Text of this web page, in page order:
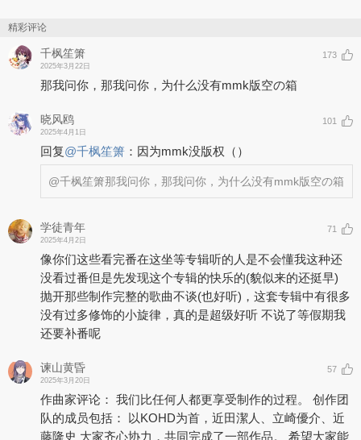
精彩评论
千枫笙箫
2025年3月22日
173
那我问你，那我问你，为什么没有mmk版空の箱
晓风鸥
2025年4月1日
101
回复@千枫笙箫 ： 因为mmk没版权（）
@千枫笙箫那我问你，那我问你，为什么没有mmk版空の箱
学徒青年
2025年4月2日
71
像你们这些看完番在这坐等专辑听的人是不会懂我这种还
没看过番但是先发现这个专辑的快乐的(貌似来的还挺早)
抛开那些制作完整的歌曲不谈(也好听)，这套专辑中有很多
没有过多修饰的小旋律，真的是超级好听 不说了等假期我
还要补番呢
谏山黄昏
2025年3月20日
57
作曲家评论： 我们比任何人都更享受制作的过程。 创作团
队的成员包括： 以KOHD为首，近田潔人、立崎優介、近
藤隆史 大家齐心协力，共同完成了一部作品。 希望大家能